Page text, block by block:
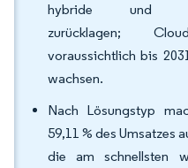
hybride und On-
zurücklagen;
voraussichtlich bis
wachsen.
Nach Lösungstyp
59,11 % des Umsatzes
die am schnellsten